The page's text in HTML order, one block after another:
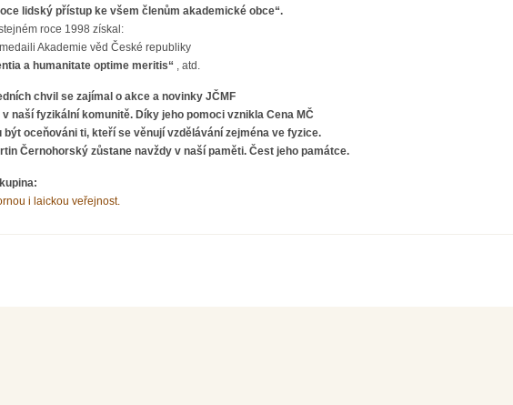
lidský přístup ke všem členům akademické obce“.
roce 1998 získal:
Akademie věd České republiky
a humanitate optime meritis“ , atd.
chvil se zajímal o akce a novinky JČMF
v naší fyzikální komunitě. Díky jeho pomoci vznikla Cena MČ
být oceňováni ti, kteří se věnují vzdělávání zejména ve fyzice.
Černohorský zůstane navždy v naší paměti. Čest jeho památce.
i laickou veřejnost.